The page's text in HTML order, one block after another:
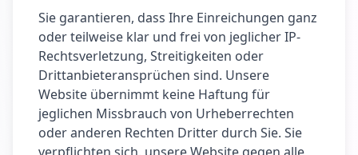
Sie garantieren, dass Ihre Einreichungen ganz
oder teilweise klar und frei von jeglicher IP-
Rechtsverletzung, Streitigkeiten oder
Drittanbieteransprüchen sind. Unsere
Website übernimmt keine Haftung für
jeglichen Missbrauch von Urheberrechten
oder anderen Rechten Dritter durch Sie. Sie